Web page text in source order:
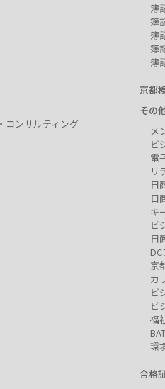
コンサルティング
簿
簿
簿
簿
簿
京都
その
メ
ビ
電
リ
日
日
キ
ビ
日
京
カ
ビ
ビ
福
環
合格